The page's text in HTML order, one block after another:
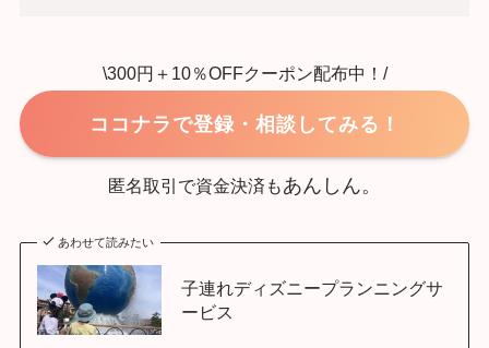
\300円＋10％OFFクーポン配布中！/
ココナラで登録・相談してみる！
匿名取引で資金決済もあんしん。
あわせて読みたい
子連れディズニープランニングサ
ービス